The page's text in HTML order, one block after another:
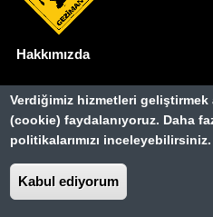
Hakkımızda
Kullanım Şartları
Gizlilik Sözleşmesi
İletişim
Verdiğimiz hizmetleri geliştirmek
(cookie) faydalanıyoruz. Daha
politikalarımızı inceleyebilirsiniz.
Kabul ediyorum